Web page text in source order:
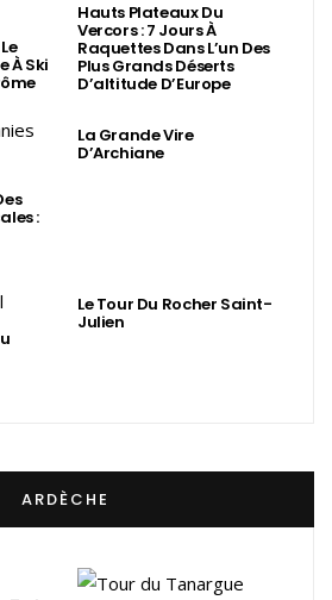
À Ski
Hauts Plateaux Du
Vercors : 7 Jours À
Raquettes Dans L’un Des
Plus Grands Déserts
D’altitude D’Europe
:
La Grande Vire
D’Archiane
Le Tour Du Rocher Saint-
Julien
ARDÈCHE